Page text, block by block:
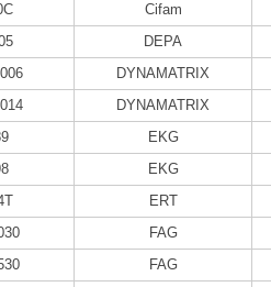
Cifam
DEPA
DYNAMATRIX
DYNAMATRIX
EKG
EKG
ERT
FAG
FAG